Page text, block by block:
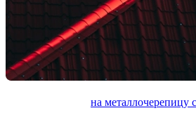
на металлочерепицу